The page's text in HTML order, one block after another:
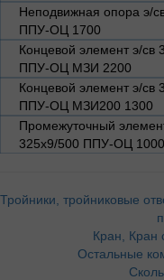
Неподвижная опора э/
ППУ-ОЦ 1700
Концевой элемент э/св
ППУ-ОЦ МЗИ 2200
Концевой элемент э/св
ППУ-ОЦ МЗИ200 1300
Промежуточный
325х9/500 ППУ-ОЦ 1000
Тройники, тройниковые
Кран, Кран
Остальные